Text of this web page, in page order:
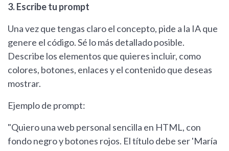
3. Escribe tu prompt
Una vez que tengas claro el concepto, pide a la IA que
genere el código. Sé lo más detallado posible.
Describe los elementos que quieres incluir, como
colores, botones, enlaces y el contenido que deseas
mostrar.
Ejemplo de prompt:
"Quiero una web personal sencilla en HTML, con
fondo negro y botones rojos. El título debe ser 'María